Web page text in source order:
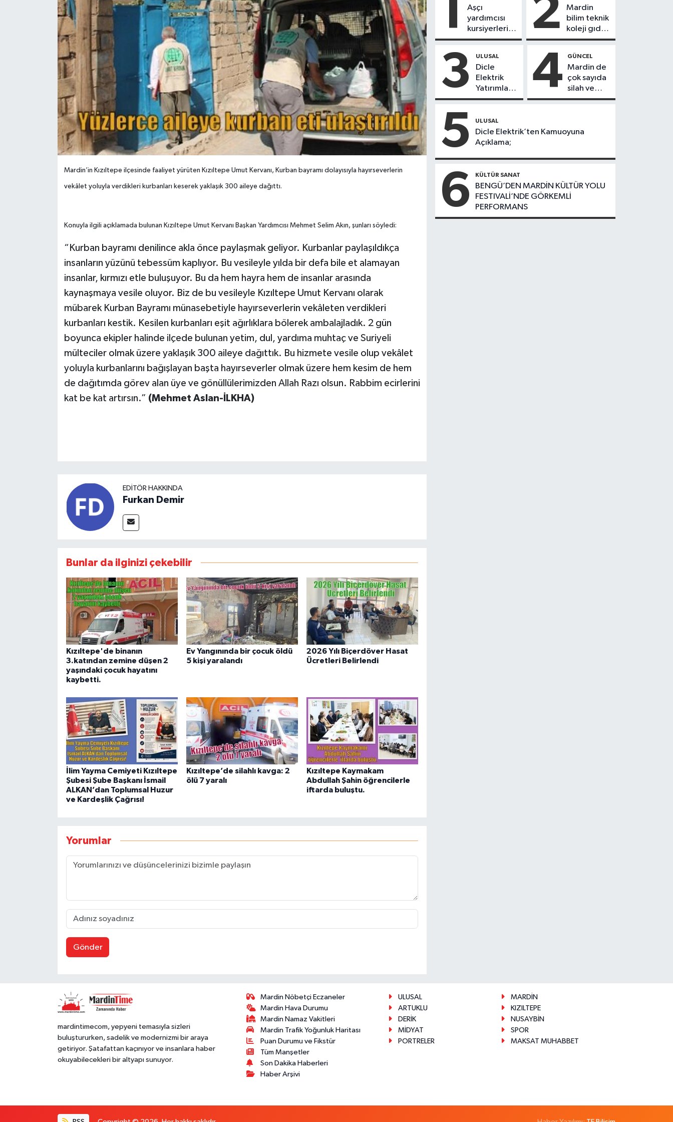
Mardin’in Kızıltepe ilçesinde faaliyet yürüten Kızıltepe Umut Kervanı, Kurban bayramı dolayısıyla hayırseverlerin
vekâlet yoluyla verdikleri kurbanları keserek yaklaşık 300 aileye dağıttı.
Konuyla ilgili açıklamada bulunan Kızıltepe Umut Kervanı Başkan Yardımcısı Mehmet Selim Akın, şunları söyledi:
“Kurban bayramı denilince akla önce paylaşmak geliyor. Kurbanlar paylaşıldıkça
insanların yüzünü tebessüm kaplıyor. Bu vesileyle yılda bir defa bile et alamayan
insanlar, kırmızı etle buluşuyor. Bu da hem hayra hem de insanlar arasında
kaynaşmaya vesile oluyor. Biz de bu vesileyle Kızıltepe Umut Kervanı olarak
mübarek Kurban Bayramı münasebetiyle hayırseverlerin vekâleten verdikleri
kurbanları kestik. Kesilen kurbanları eşit ağırlıklara bölerek ambalajladık. 2 gün
boyunca ekipler halinde ilçede bulunan yetim, dul, yardıma muhtaç ve Suriyeli
mülteciler olmak üzere yaklaşık 300 aileye dağıttık. Bu hizmete vesile olup vekâlet
yoluyla kurbanlarını bağışlayan başta hayırseverler olmak üzere hem kesim de hem
de dağıtımda görev alan üye ve gönüllülerimizden Allah Razı olsun. Rabbim ecirlerini
kat be kat artırsın.” (Mehmet Aslan-İLKHA)
EDITÖR HAKKINDA
Furkan Demir
Bunlar da ilginizi çekebilir
Kızıltepe'de binanın
3.katından zemine düşen 2
yaşındaki çocuk hayatını
kaybetti.
Ev Yangınında bir çocuk öldü
5 kişi yaralandı
2026 Yılı Biçerdöver Hasat
Ücretleri Belirlendi
İlim Yayma Cemiyeti Kızıltepe
Şubesi Şube Başkanı İsmail
ALKAN’dan Toplumsal Huzur
ve Kardeşlik Çağrısı!
Kızıltepe’de silahlı kavga: 2
ölü 7 yaralı
Kızıltepe Kaymakam
Abdullah Şahin öğrencilerle
iftarda buluştu.
Yorumlar
Gönder
1
Aşçı
yardımcısı
kursiyerleri
eğitimlerini
tamamladı
2
Mardin
bilim teknik
koleji gıda
teknolojisi
ürettikleri
gıda
ürünlerini
satarak
köydeki
desteğinde
3 ULUSAL
Dicle
Elektrik
Yatırımları
Sonuç
Mardin’de
Kayıp
Kaçak
Büyük
Düşüş
4 GÜNCEL
Mardin de
çok sayıda
silah ve
mühimmat
5 ULUSAL
Dicle Elektrik’ten Kamuoyuna
Açıklama;
6 KÜLTÜR SANAT
BENGÜ’DEN MARDİN KÜLTÜR YOLU
FESTIVALİ’NDE GÖRKEMLİ
PERFORMANS
mardintimecom, yepyeni temasıyla sizleri
buluştururken, sadelik ve modernizmi bir araya
getiriyor. Şatafattan kaçınıyor ve insanlara haber
okuyabilecekleri bir altyapı sunuyor.
Mardin Nöbetçi Eczaneler
Mardin Hava Durumu
Mardin Namaz Vakitleri
Mardin Trafik Yoğunluk Haritası
Puan Durumu ve Fikstür
Tüm Manşetler
Son Dakika Haberleri
Haber Arşivi
ULUSAL
MARDİN
ARTUKLU
KIZILTEPE
DERİK
NUSAYBİN
MİDYAT
SPOR
PORTRELER
MAKSAT MUHABBET